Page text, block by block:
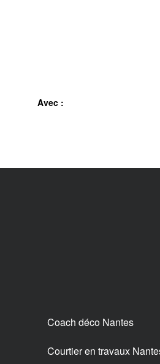
Avec :
Coach déco Nantes
Courtier en travaux